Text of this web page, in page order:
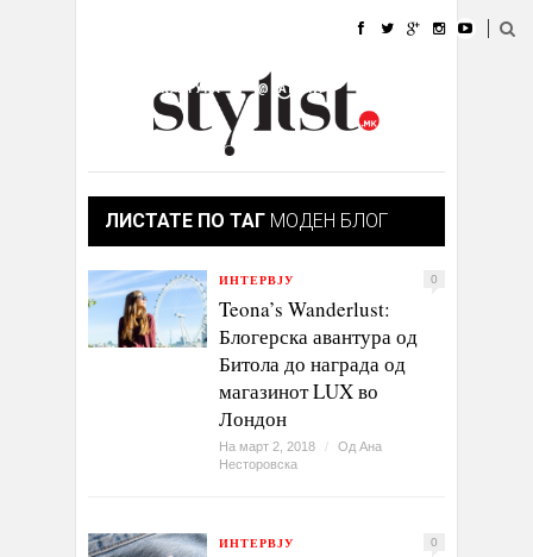
УБАВИНА
КУЛТУРА @РАБОТА
ИЗЛОГ
ЛИСТАТЕ ПО ТАГ МОДЕН БЛОГ
ИНТЕРВЈУ 0
Teona’s Wanderlust:
Блогерска авантура од
Битола до награда од
магазинот LUX во
Лондон
На март 2, 2018 / Од Ана
Несторовска
ИНТЕРВЈУ 0